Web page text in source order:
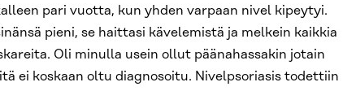
pari vuotta, kun yhden varpaan nivel kipeytyi.
pieni, se haittasi kävelemistä ja melkein kaikkia
Oli minulla usein ollut päänahassakin jotain
ei koskaan oltu diagnosoitu. Nivelpsoriasis todettiin